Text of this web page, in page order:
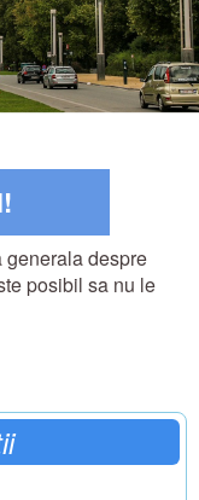
generala despre
posibil sa nu le